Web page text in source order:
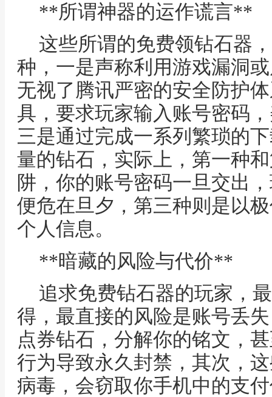
**所谓神器的运作谎言**
这些所谓的免费领钻石器
种，一是声称利用游戏漏洞
无视了腾讯严密的安全防护
具，要求玩家输入账号密码
三是通过完成一系列繁琐的
量的钻石，实际上，第一种
阱，你的账号密码一旦交出
便危在旦夕，第三种则是以
个人信息。
**暗藏的风险与代价**
追求免费钻石器的玩家，
得，最直接的风险是账号丢
点券钻石，分解你的铭文，
行为导致永久封禁，其次，
病毒，会窃取你手机中的支